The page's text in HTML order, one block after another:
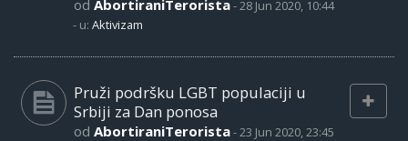
od AbortiraniTerorista-28 Jun 2020, 10:44
- u: Aktivizam
Pruži podršku LGBT populaciji u
Srbiji za Dan ponosa
od AbortiraniTerorista-23 Jun 2020, 23:45